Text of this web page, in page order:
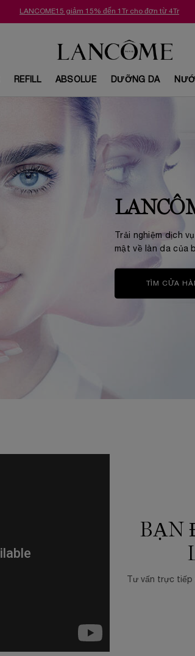
LANCOME15 giảm 15% đến 1Tr cho đơn từ 4Tr
REFILL ABSOLUE DƯỠNG DA
Trải nghiệm dịch
mật về làn da của
TÌM CỬA
BẠN
Tư vấn trực